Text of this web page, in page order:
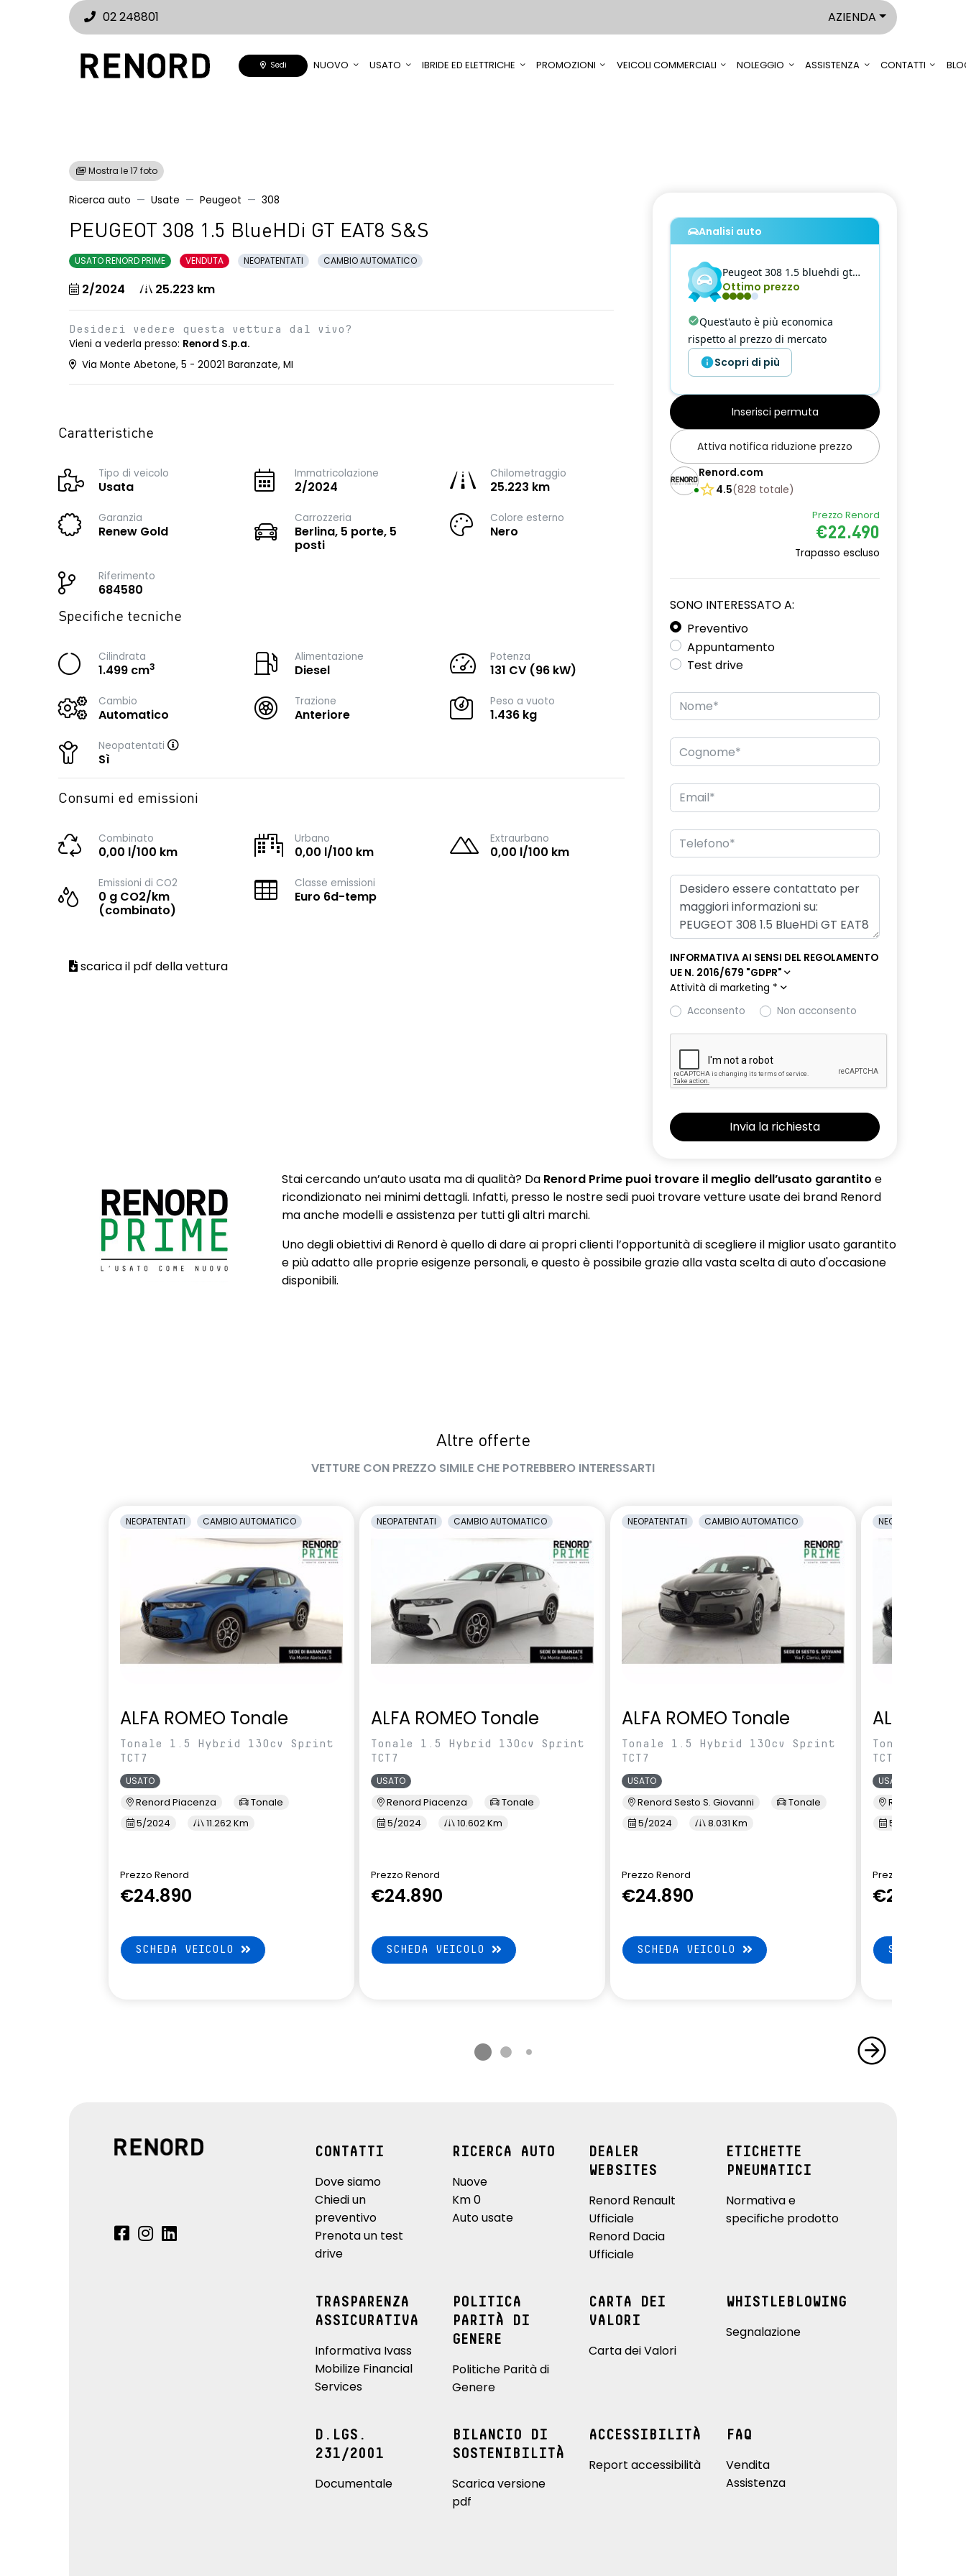
02 248801 AZIENDA
Sedi NUOVO USATO IBRIDE ED ELETTRICHE PROMOZIONI VEICOLI COMMERCIALI NOLEGGIO ASSISTENZA CONTATTI
Mostra le 17 foto
Ricerca auto Usate Peugeot 308
PEUGEOT 308 1.5 BlueHDi GT EAT8 S&S
USATO RENORD PRIME VENDUTA NEOPATENTATI CAMBIO AUTOMATICO
2/2024 25.223 km
Desideri vedere questa vettura dal vivo?
Vieni a vederla presso: Renord S.p.a.
Via Monte Abetone, 5 - 20021 Baranzate, MI
Caratteristiche
Tipo di veicolo
Usata
Immatricolazione
2/2024
Chilometraggio
25.223 km
Garanzia
Renew Gold
Carrozzeria
Berlina, 5 porte, 5
posti
Colore esterno
Nero
Riferimento
684580
Specifiche tecniche
Cilindrata
1.499 cm3
Alimentazione
Diesel
Potenza
131 CV (96 kW)
Cambio
Automatico
Trazione
Anteriore
Peso a vuoto
1.436 kg
Neopatentati
Sì
Consumi ed emissioni
Combinato
0,00 l/100 km
Urbano
0,00 l/100 km
Extraurbano
0,00 l/100 km
Emissioni di CO2
0 g CO2/km
(combinato)
Classe emissioni
Euro 6d-temp
scarica il pdf della vettura
Analisi auto
Peugeot 308 1.5 bluehdi gt eat8 s&s
Ottimo prezzo
Quest'auto è più economica
rispetto al prezzo di mercato
Scopri di più
Inserisci permuta
Attiva notifica riduzione prezzo
Renord.com
4.5(828 totale)
Prezzo Renord
€22.490
Trapasso escluso
SONO INTERESSATO A:
Preventivo
Appuntamento
Test drive
INFORMATIVA AI SENSI DEL REGOLAMENTO
UE N. 2016/679 "GDPR"
Attività di marketing *
Acconsento
Non acconsento
Stai cercando un’auto usata ma di qualità? DaRenord Prime puoi trovare il meglio dell’usato garantito e
ricondizionato nei minimi dettagli. Infatti, presso le nostre sedi puoi trovare vetture usate dei brand Renord
ma anche modelli e assistenza per tutti gli altri marchi.
Uno degli obiettivi di Renord è quello di dare ai propri clienti l’opportunità di scegliere il miglior usato garantito
e più adatto alle proprie esigenze personali, e questo è possibile grazie alla vasta scelta di auto d'occasione
disponibili.
Altre offerte
VETTURE CON PREZZO SIMILE CHE POTREBBERO INTERESSARTI
NEOPATENTATI CAMBIO AUTOMATICO
ALFA ROMEO Tonale
Tonale 1.5 Hybrid 130cv Sprint
TCT7
USATO
Renord Piacenza
Tonale
5/2024
11.262 Km
Prezzo Renord
€24.890
SCHEDA VEICOLO
NEOPATENTATI CAMBIO AUTOMATICO
ALFA ROMEO Tonale
Tonale 1.5 Hybrid 130cv Sprint
TCT7
USATO
Renord Piacenza
Tonale
5/2024
10.602 Km
Prezzo Renord
€24.890
SCHEDA VEICOLO
NEOPATENTATI CAMBIO AUTOMATICO
ALFA ROMEO Tonale
Tonale 1.5 Hybrid 130cv Sprint
TCT7
USATO
Renord Sesto S. Giovanni
Tonale
5/2024
8.031 Km
Prezzo Renord
€24.890
SCHEDA VEICOLO
NEOPATENTATI
ALFA
Tonale 1.5
TCT7
USATO
Renord
5/2024
Prezzo Renord
€24.890
SCHEDA
CONTATTI
Dove siamo
Chiedi un
preventivo
Prenota un test
drive
RICERCA AUTO
Nuove
Km 0
Auto usate
DEALER
WEBSITES
Renord Renault
Ufficiale
Renord Dacia
Ufficiale
ETICHETTE
PNEUMATICI
Normativa e
specifiche prodotto
TRASPARENZA
ASSICURATIVA
Informativa Ivass
Mobilize Financial
Services
POLITICA
PARITÀ DI
GENERE
Politiche Parità di
Genere
CARTA DEI
VALORI
Carta dei Valori
WHISTLEBLOWING
Segnalazione
D.LGS.
231/2001
Documentale
BILANCIO DI
SOSTENIBILITÀ
Scarica versione
pdf
ACCESSIBILITÀ
Report accessibilità
FAQ
Vendita
Assistenza